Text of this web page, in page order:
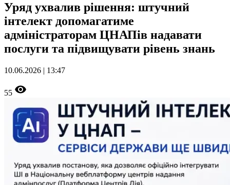
Уряд ухвалив рішення: штучний
інтелект допомагатиме
адміністраторам ЦНАПів надавати
послуги та підвищувати рівень знань
10.06.2026 | 13:47
55